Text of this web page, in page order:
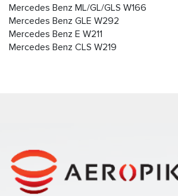
Mercedes Benz ML/GL/GLS W166
Mercedes Benz GLE W292
Mercedes Benz E W211
Mercedes Benz CLS W219